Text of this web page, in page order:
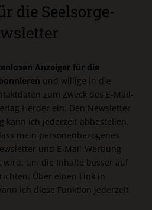
die Seelsorge-
Anzeiger für die
und willige in die
zum Zweck des E-Mail-
Herder ein. Den Newsletter
kann ich jederzeit abbestellen.
mein personenbezogenes
und E-Mail-Werbung
wird, um die Inhalte besser auf
Über einen Link in
ich diese Funktion jederzeit